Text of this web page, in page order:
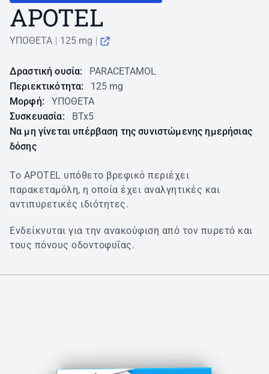
APOTEL
ΥΠΟΘΕΤΑ 125 mg
Το APOTEL υπόθετο βρεφικό περιέχει
παρακεταμόλη, η οποία έχει αναλγητικές και
αντιπυρετικές ιδιότητες.
Ενδείκνυται για την ανακούφιση από τον πυρετό και
τους πόνους οδοντοφυΐας.
Δραστική ουσία:
PARACETAMOL
Περιεκτικότητα:
125 mg
Μορφή:
ΥΠΟΘΕΤΑ
Συσκευασία:
BTx5
Να μη γίνεται υπέρβαση της συνιστώμενης ημερήσιας
δόσης